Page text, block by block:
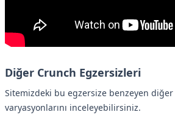
Diğer Crunch Egzersizleri
Sitemizdeki bu egzersize benzeyen diğer
varyasyonlarını inceleyebilirsiniz.